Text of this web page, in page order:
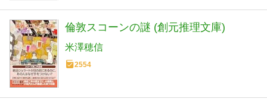
倫敦スコーンの謎 (創元推理文庫)
米澤穂信
2554